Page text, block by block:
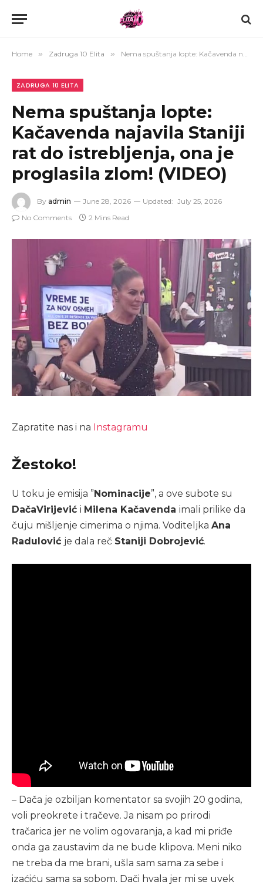
Home » Zadruga 10 Elita » Nema spuštanja lopte: Kačavenda najavila Staniji rat do istrebljenja, ona je proglasila zlom! (VIDEO)
ZADRUGA 10 ELITA
Nema spuštanja lopte:
Kačavenda najavila Staniji
rat do istrebljenja, ona je
proglasila zlom! (VIDEO)
By admin June 28, 2026 Updated: July 25, 2026
No Comments
2 Mins Read
Zapratite nas i na Instagramu
Žestoko!
U toku je emisija ”Nominacije”, a ove subote su
DačaVirijević i Milena Kačavenda imali prilike da
čuju mišljenje cimerima o njima. Voditeljka Ana
Radulović je dala reč Staniji Dobrojević.
– Dača je ozbiljan komentator sa svojih 20 godina,
voli preokrete i tračeve. Ja nisam po prirodi
tračarica jer ne volim ogovaranja, a kad mi priđe
onda ga zaustavim da ne bude klipova. Meni niko
ne treba da me brani, ušla sam sama za sebe i
izaćiću sama sa sobom. Dači hvala jer mi se uvek